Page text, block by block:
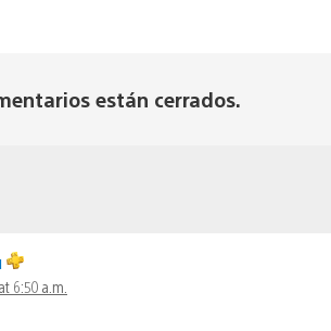
están cerrados.
6:50 a.m.